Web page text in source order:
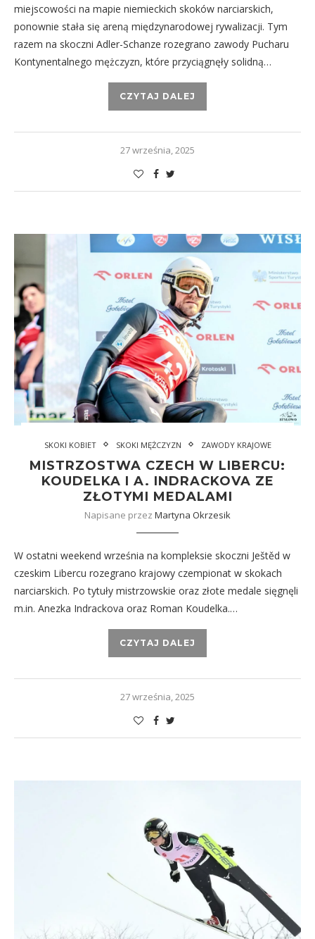
miejscowości na mapie niemieckich skoków narciarskich,
ponownie stała się areną międzynarodowej rywalizacji. Tym
razem na skoczni Adler-Schanze rozegrano zawody Pucharu
Kontynentalnego mężczyzn, które przyciągnęły solidną…
CZYTAJ DALEJ
27 września, 2025
SKOKI KOBIET SKOKI MĘŻCZYZN ZAWODY KRAJOWE
MISTRZOSTWA CZECH W LIBERCU:
KOUDELKA I A. INDRACKOVA ZE
ZŁOTYMI MEDALAMI
Napisane przez Martyna Okrzesik
W ostatni weekend września na kompleksie skoczni Ještěd w
czeskim Libercu rozegrano krajowy czempionat w skokach
narciarskich. Po tytuły mistrzowskie oraz złote medale sięgnęli
m.in. Anezka Indrackova oraz Roman Koudelka.…
CZYTAJ DALEJ
27 września, 2025